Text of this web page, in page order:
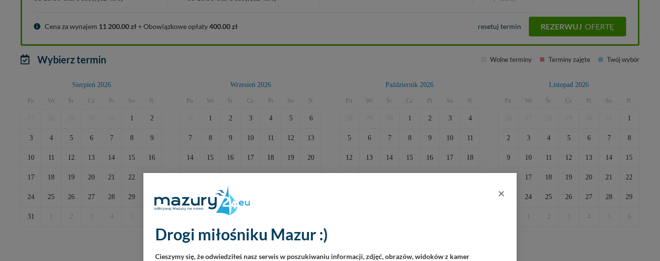
Cena za wynajem 11 200.00zł + Obowiązkowe opłaty400.00zł resetuj termin REZERWUJ OFERTĘ
Wybierz termin Wolne terminy Terminy zajęte Twój wybór
Sierpień 2026
Pn Wt Śr Cz Pt So N
1 2
3 4 5 6 7 8 9
10 11 12 13 14 15 16
17 18 19 20 21 22
24 25 26 27 28 29 30
31 2 3 4 5
Wrzesień 2026
Pn Wt Śr Cz Pt So N
1 2 3 4 5 6
7 8 9 10 11 12 13
14 15 16 17 18 19 20
28 29 30
7
Październik 2026
Pn Wt Śr Cz Pt So N
1 2 3 4
5 6 7 8 9 10 11
12 13 14 15 16 17 18
Listopad 2026
Pn Wt Śr Cz Pt So N
1
2 3 4 5 6 7 8
9 10 11 12 13 14 15
17 18 19 20 21 22
24 25 26 27 28 29
2 3 4 5 6
×
Drogi miłośniku Mazur :)
Cieszymy się, że odwiedziłeś nasz serwis w poszukiwaniu informacji, zdjęć, obrazów, widoków z kamer